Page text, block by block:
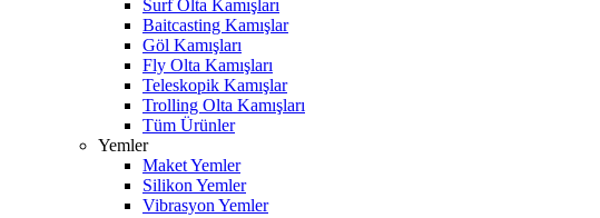
Surf Olta Kamışları
Baitcasting Kamışlar
Göl Kamışları
Fly Olta Kamışları
Teleskopik Kamışlar
Trolling Olta Kamışları
Tüm Ürünler
Yemler
Maket Yemler
Silikon Yemler
Vibrasyon Yemler